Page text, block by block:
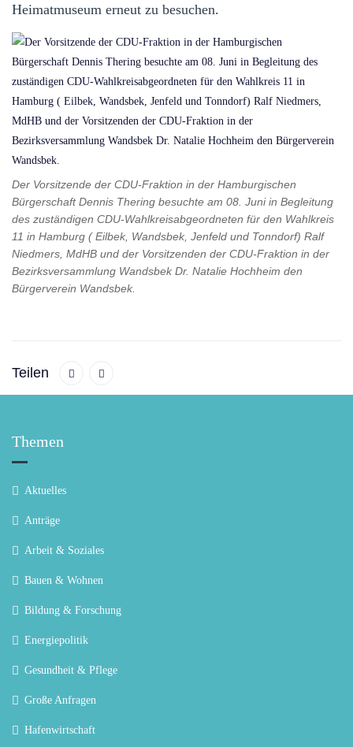
Heimatmuseum erneut zu besuchen.
Der Vorsitzende der CDU-Fraktion in der Hamburgischen
Bürgerschaft Dennis Thering besuchte am 08. Juni in Begleitung
des zuständigen CDU-Wahlkreisabgeordneten für den Wahlkreis
11 in Hamburg ( Eilbek, Wandsbek, Jenfeld und Tonndorf) Ralf
Niedmers, MdHB und der Vorsitzenden der CDU-Fraktion in der
Bezirksversammlung Wandsbek Dr. Natalie Hochheim den
Bürgerverein Wandsbek.
Teilen
Themen
Aktuelles
Anträge
Arbeit & Soziales
Bauen & Wohnen
Bildung & Forschung
Energiepolitik
Gesundheit & Pflege
Große Anfragen
Hafenwirtschaft